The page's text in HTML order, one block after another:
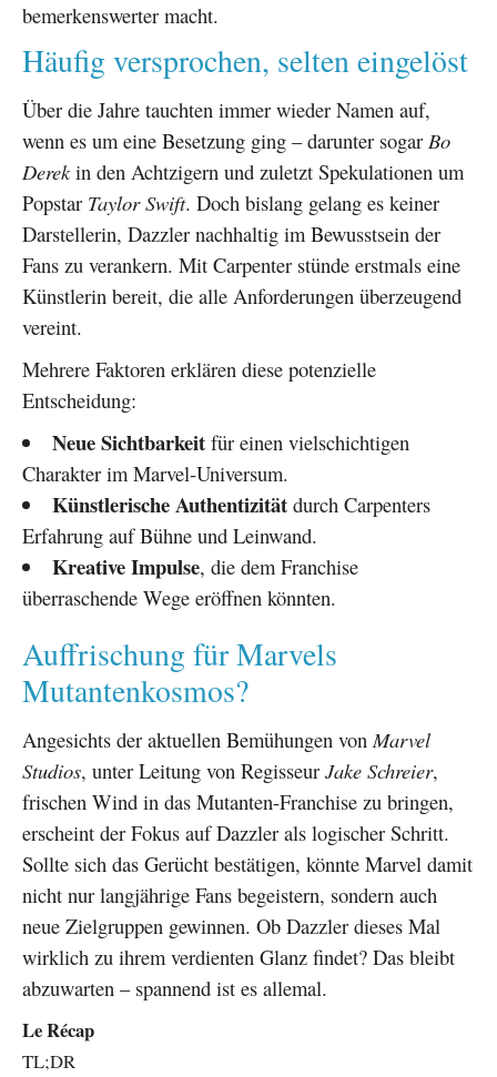
bemerkenswerter macht.
Häufig versprochen, selten eingelöst
Über die Jahre tauchten immer wieder Namen auf,
wenn es um eine Besetzung ging – darunter sogar Bo
Derekin den Achtzigern und zuletzt Spekulationen um
Popstar Taylor Swift. Doch bislang gelang es keiner
Darstellerin, Dazzler nachhaltig im Bewusstsein der
Fans zu verankern. Mit Carpenter stünde erstmals eine
Künstlerin bereit, die alle Anforderungen überzeugend
vereint.
Mehrere Faktoren erklären diese potenzielle
Entscheidung:
Neue Sichtbarkeitfür einen vielschichtigen
Charakter im Marvel-Universum.
Künstlerische Authentizitätdurch Carpenters
Erfahrung auf Bühne und Leinwand.
Kreative Impulse, die dem Franchise
überraschende Wege eröffnen könnten.
Auffrischung für Marvels
Mutantenkosmos?
Angesichts der aktuellen Bemühungen von Marvel
Studios, unter Leitung von Regisseur Jake Schreier,
frischen Wind in das Mutanten-Franchise zu bringen,
erscheint der Fokus auf Dazzler als logischer Schritt.
Sollte sich das Gerücht bestätigen, könnte Marvel damit
nicht nur langjährige Fans begeistern, sondern auch
neue Zielgruppen gewinnen. Ob Dazzler dieses Mal
wirklich zu ihrem verdienten Glanz findet? Das bleibt
abzuwarten – spannend ist es allemal.
Le Récap
TL;DR